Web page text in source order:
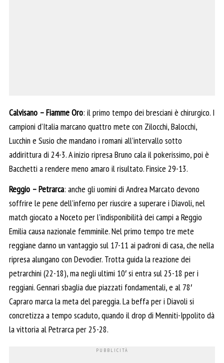
Calvisano – Fiamme Oro: il primo tempo dei bresciani è chirurgico. I
campioni d’Italia marcano quattro mete con Zilocchi, Balocchi,
Lucchin e Susio che mandano i romani all’intervallo sotto
addirittura di 24-3. A inizio ripresa Bruno cala il pokerissimo, poi è
Bacchetti a rendere meno amaro il risultato. Finsice 29-13.
Reggio – Petrarca: anche gli uomini di Andrea Marcato devono
soffrire le pene dell’inferno per riuscire a superare i Diavoli, nel
match giocato a Noceto per l’indisponibilità dei campi a Reggio
Emilia causa nazionale femminile. Nel primo tempo tre mete
reggiane danno un vantaggio sul 17-11 ai padroni di casa, che nella
ripresa alungano con Devodier. Trotta guida la reazione dei
petrarchini (22-18), ma negli ultimi 10′ si entra sul 25-18 per i
reggiani. Gennari sbaglia due piazzati fondamentali, e al 78′
Capraro marca la meta del pareggia. La beffa per i Diavoli si
concretizza a tempo scaduto, quando il drop di Menniti-Ippolito dà
la vittoria al Petrarca per 25-28.